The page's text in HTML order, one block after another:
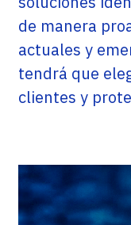
de manera
actuales y
tendrá que
clientes y